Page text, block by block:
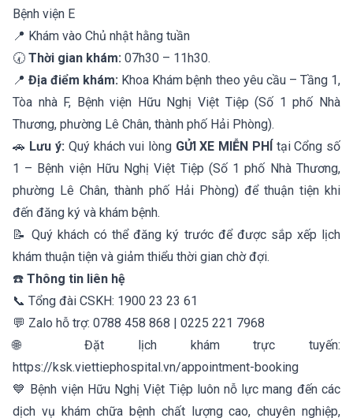
Bệnh viện E
📍 Khám vào Chủ nhật hằng tuần
🕢 Thời gian khám: 07h30 – 11h30.
📍Địa điểm khám: Khoa Khám bệnh theo yêu cầu – Tầng 1,
Tòa nhà F, Bệnh viện Hữu Nghị Việt Tiệp (Số 1 phố Nhà
Thương, phường Lê Chân, thành phố Hải Phòng).
🚗 Lưu ý: Quý khách vui lòng GỬI XE MIỄN PHÍ tại Cổng số
1 – Bệnh viện Hữu Nghị Việt Tiệp (Số 1 phố Nhà Thương,
phường Lê Chân, thành phố Hải Phòng) để thuận tiện khi
đến đăng ký và khám bệnh.
📝 Quý khách có thể đăng ký trước để được sắp xếp lịch
khám thuận tiện và giảm thiểu thời gian chờ đợi.
☎️ Thông tin liên hệ
📞 Tổng đài CSKH: 1900 23 23 61
💬 Zalo hỗ trợ: 0788 458 868 | 0225 221 7968
🌐 Đặt lịch khám trực tuyến:
https://ksk.viettiephospital.vn/appointment-booking
💙 Bệnh viện Hữu Nghị Việt Tiệp luôn nỗ lực mang đến các
dịch vụ khám chữa bệnh chất lượng cao, chuyên nghiệp,